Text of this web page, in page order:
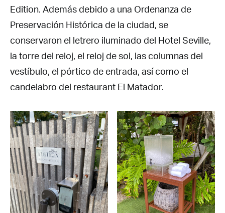
Edition. Además debido a una Ordenanza de
Preservación Histórica de la ciudad, se
conservaron el letrero iluminado del Hotel Seville,
la torre del reloj, el reloj de sol, las columnas del
vestíbulo, el pórtico de entrada, así como el
candelabro del restaurant El Matador.